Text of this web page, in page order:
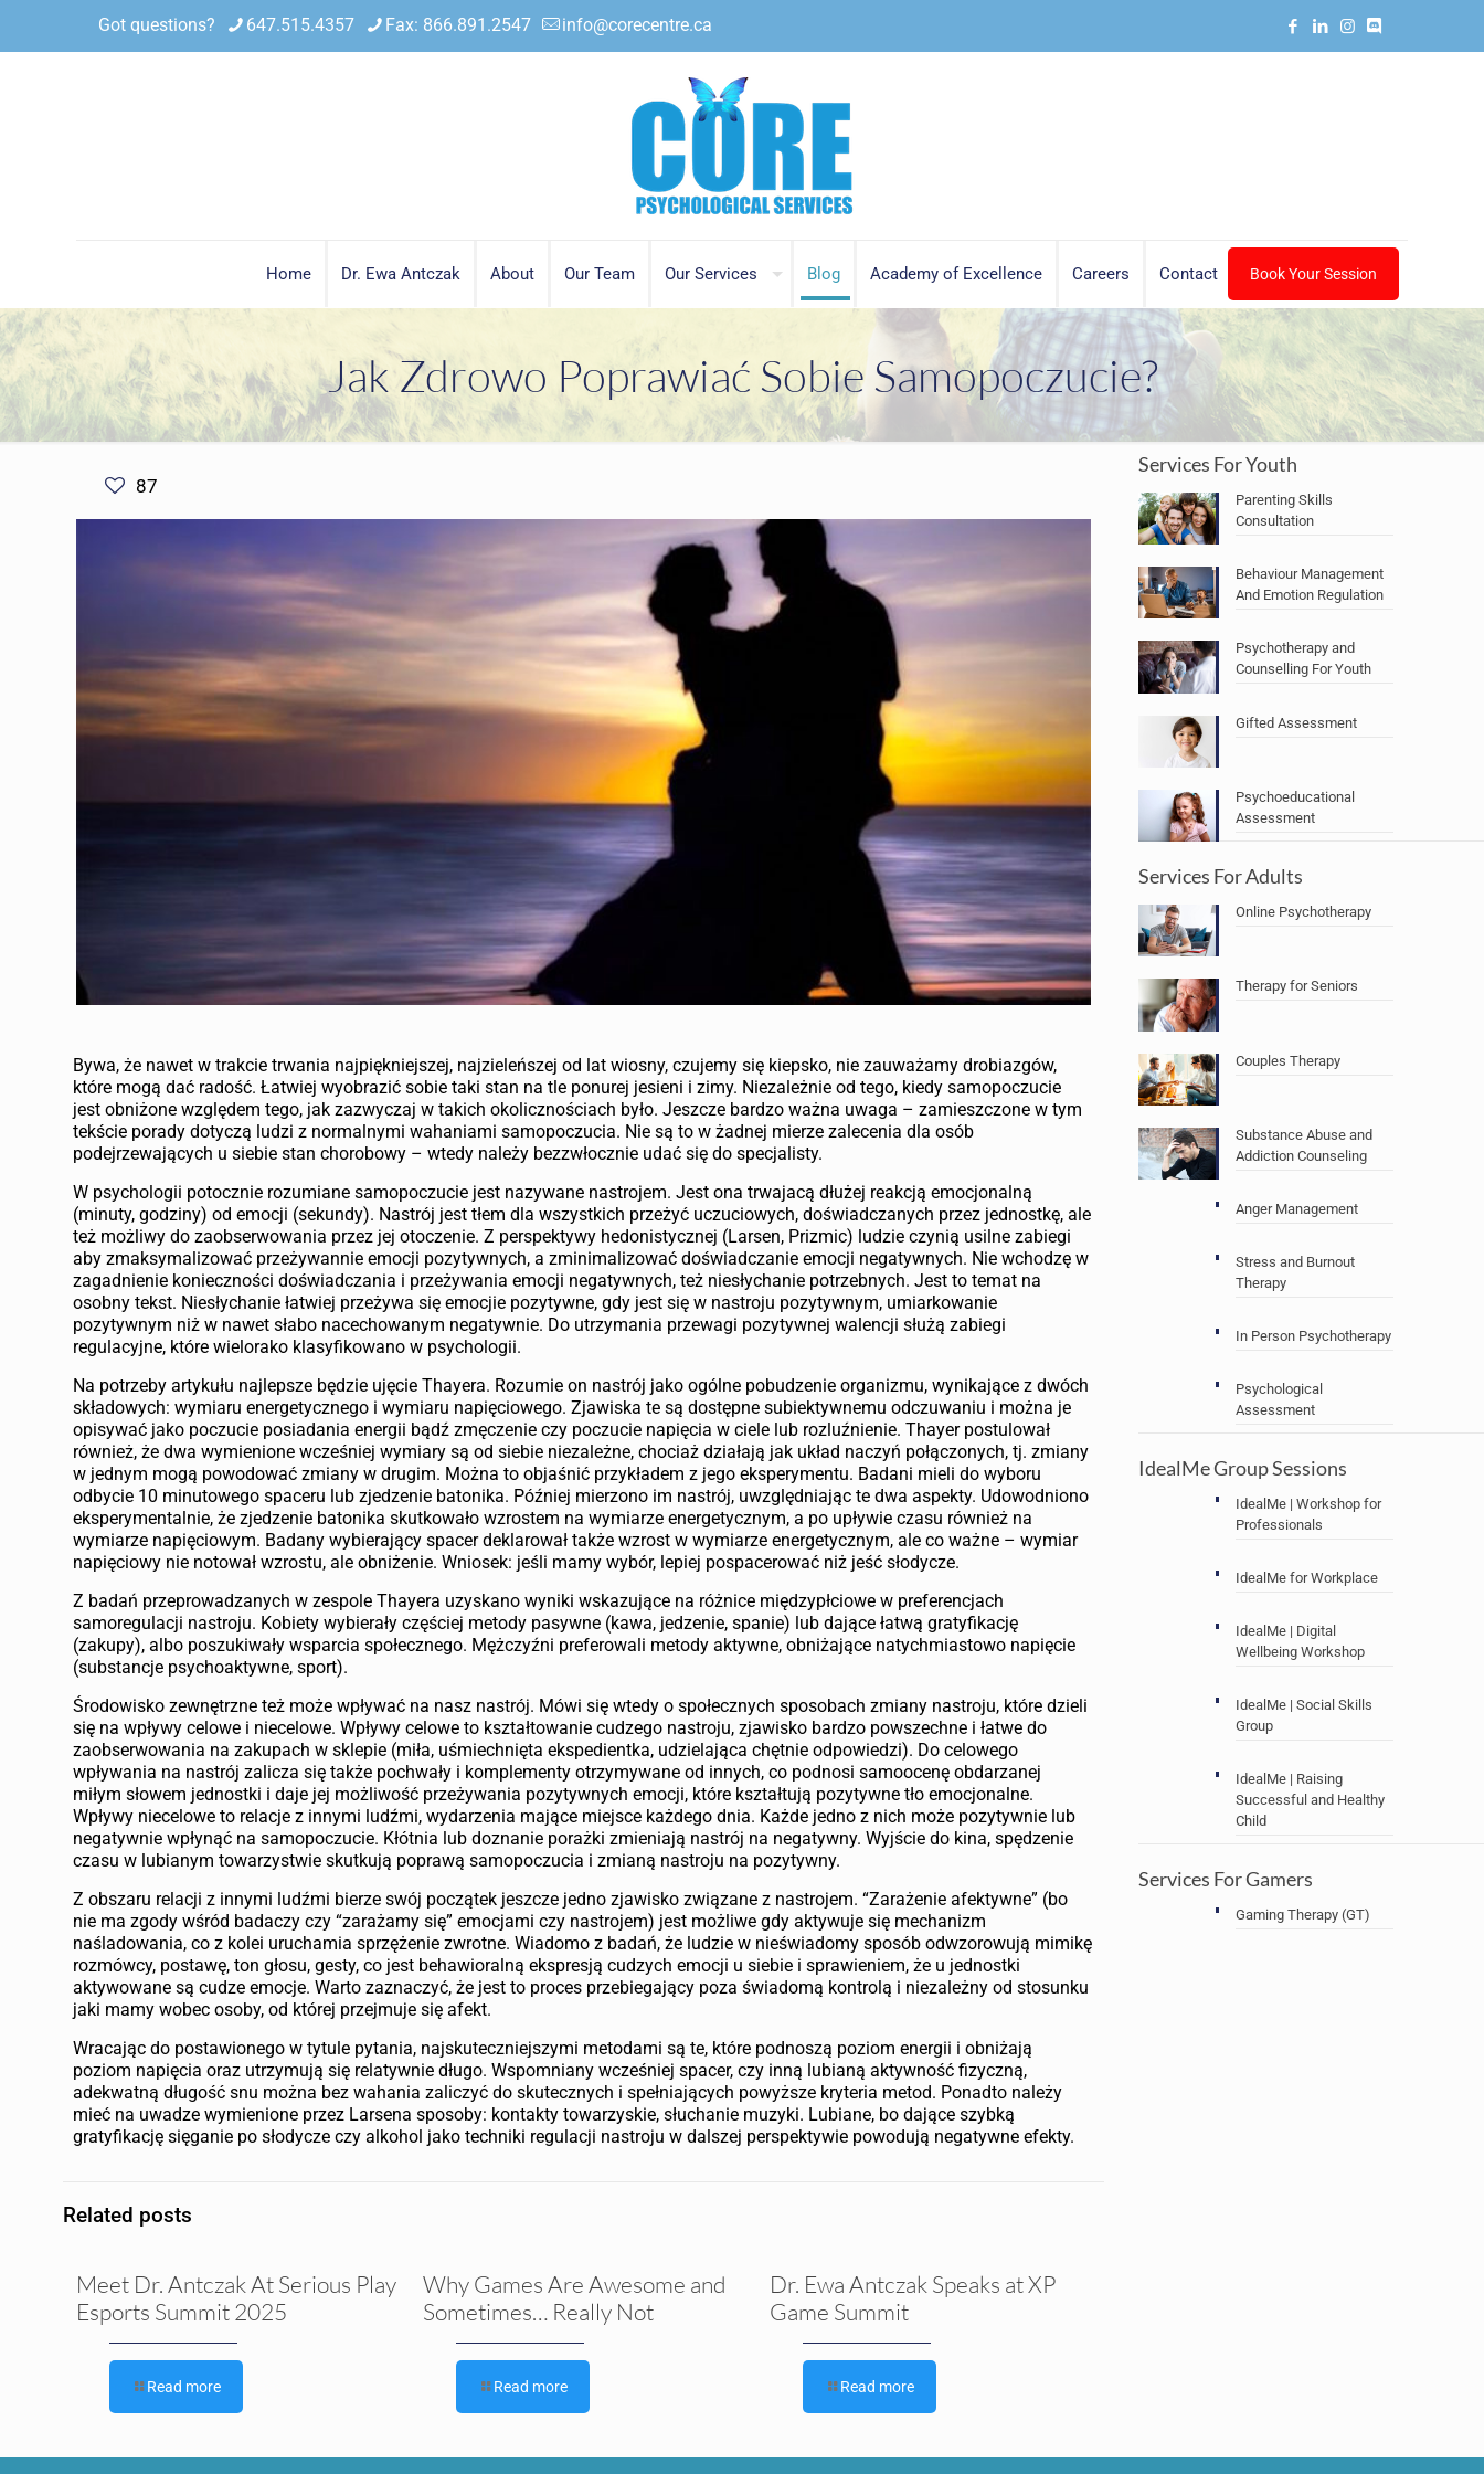
Got questions? 647.515.4357 Fax: 866.891.2547 info@corecentre.ca
Home Dr. Ewa Antczak About Our Team Our Services Blog Academy of Excellence Careers Contact Book Your Session
Jak Zdrowo Poprawiać Sobie Samopoczucie?
87
Bywa, że nawet w trakcie trwania najpiękniejszej, najzieleńszej od lat wiosny, czujemy się kiepsko, nie zauważamy drobiazgów,
które mogą dać radość. Łatwiej wyobrazić sobie taki stan na tle ponurej jesieni i zimy. Niezależnie od tego, kiedy samopoczucie
jest obniżone względem tego, jak zazwyczaj w takich okolicznościach było. Jeszcze bardzo ważna uwaga – zamieszczone w tym
tekście porady dotyczą ludzi z normalnymi wahaniami samopoczucia. Nie są to w żadnej mierze zalecenia dla osób
podejrzewających u siebie stan chorobowy – wtedy należy bezzwłocznie udać się do specjalisty.
W psychologii potocznie rozumiane samopoczucie jest nazywane nastrojem. Jest ona trwajacą dłużej reakcją emocjonalną
(minuty, godziny) od emocji (sekundy). Nastrój jest tłem dla wszystkich przeżyć uczuciowych, doświadczanych przez jednostkę, ale
też możliwy do zaobserwowania przez jej otoczenie. Z perspektywy hedonistycznej (Larsen, Prizmic) ludzie czynią usilne zabiegi
aby zmaksymalizować przeżywannie emocji pozytywnych, a zminimalizować doświadczanie emocji negatywnych. Nie wchodzę w
zagadnienie konieczności doświadczania i przeżywania emocji negatywnych, też niesłychanie potrzebnych. Jest to temat na
osobny tekst. Niesłychanie łatwiej przeżywa się emocjie pozytywne, gdy jest się w nastroju pozytywnym, umiarkowanie
pozytywnym niż w nawet słabo nacechowanym negatywnie. Do utrzymania przewagi pozytywnej walencji służą zabiegi
regulacyjne, które wielorako klasyfikowano w psychologii.
Na potrzeby artykułu najlepsze będzie ujęcie Thayera. Rozumie on nastrój jako ogólne pobudzenie organizmu, wynikające z dwóch
składowych: wymiaru energetycznego i wymiaru napięciowego. Zjawiska te są dostępne subiektywnemu odczuwaniu i można je
opisywać jako poczucie posiadania energii bądź zmęczenie czy poczucie napięcia w ciele lub rozluźnienie. Thayer postulował
również, że dwa wymienione wcześniej wymiary są od siebie niezależne, chociaż działają jak układ naczyń połączonych, tj. zmiany
w jednym mogą powodować zmiany w drugim. Można to objaśnić przykładem z jego eksperymentu. Badani mieli do wyboru
odbycie 10 minutowego spaceru lub zjedzenie batonika. Później mierzono im nastrój, uwzględniając te dwa aspekty. Udowodniono
eksperymentalnie, że zjedzenie batonika skutkowało wzrostem na wymiarze energetycznym, a po upływie czasu również na
wymiarze napięciowym. Badany wybierający spacer deklarował także wzrost w wymiarze energetycznym, ale co ważne – wymiar
napięciowy nie notował wzrostu, ale obniżenie. Wniosek: jeśli mamy wybór, lepiej pospacerować niż jeść słodycze.
Z badań przeprowadzanych w zespole Thayera uzyskano wyniki wskazujące na różnice międzypłciowe w preferencjach
samoregulacji nastroju. Kobiety wybierały częściej metody pasywne (kawa, jedzenie, spanie) lub dające łatwą gratyfikację
(zakupy), albo poszukiwały wsparcia społecznego. Mężczyźni preferowali metody aktywne, obniżające natychmiastowo napięcie
(substancje psychoaktywne, sport).
Środowisko zewnętrzne też może wpływać na nasz nastrój. Mówi się wtedy o społecznych sposobach zmiany nastroju, które dzieli
się na wpływy celowe i niecelowe. Wpływy celowe to kształtowanie cudzego nastroju, zjawisko bardzo powszechne i łatwe do
zaobserwowania na zakupach w sklepie (miła, uśmiechnięta ekspedientka, udzielająca chętnie odpowiedzi). Do celowego
wpływania na nastrój zalicza się także pochwały i komplementy otrzymywane od innych, co podnosi samoocenę obdarzanej
miłym słowem jednostki i daje jej możliwość przeżywania pozytywnych emocji, które kształtują pozytywne tło emocjonalne.
Wpływy niecelowe to relacje z innymi ludźmi, wydarzenia mające miejsce każdego dnia. Każde jedno z nich może pozytywnie lub
negatywnie wpłynąć na samopoczucie. Kłótnia lub doznanie porażki zmieniają nastrój na negatywny. Wyjście do kina, spędzenie
czasu w lubianym towarzystwie skutkują poprawą samopoczucia i zmianą nastroju na pozytywny.
Z obszaru relacji z innymi ludźmi bierze swój początek jeszcze jedno zjawisko związane z nastrojem. “Zarażenie afektywne” (bo
nie ma zgody wśród badaczy czy “zarażamy się” emocjami czy nastrojem) jest możliwe gdy aktywuje się mechanizm
naśladowania, co z kolei uruchamia sprzężenie zwrotne. Wiadomo z badań, że ludzie w nieświadomy sposób odwzorowują mimikę
rozmówcy, postawę, ton głosu, gesty, co jest behawioralną ekspresją cudzych emocji u siebie i sprawieniem, że u jednostki
aktywowane są cudze emocje. Warto zaznaczyć, że jest to proces przebiegający poza świadomą kontrolą i niezależny od stosunku
jaki mamy wobec osoby, od której przejmuje się afekt.
Wracając do postawionego w tytule pytania, najskuteczniejszymi metodami są te, które podnoszą poziom energii i obniżają
poziom napięcia oraz utrzymują się relatywnie długo. Wspomniany wcześniej spacer, czy inną lubianą aktywność fizyczną,
adekwatną długość snu można bez wahania zaliczyć do skutecznych i spełniających powyższe kryteria metod. Ponadto należy
mieć na uwadze wymienione przez Larsena sposoby: kontakty towarzyskie, słuchanie muzyki. Lubiane, bo dające szybką
gratyfikację sięganie po słodycze czy alkohol jako techniki regulacji nastroju w dalszej perspektywie powodują negatywne efekty.
Related posts
Meet Dr. Antczak At Serious Play
Esports Summit 2025
Read more
Why Games Are Awesome and
Sometimes… Really Not
Read more
Dr. Ewa Antczak Speaks at XP
Game Summit
Read more
Services For Youth
Parenting Skills
Consultation
Behaviour Management
And Emotion Regulation
Psychotherapy and
Counselling For Youth
Gifted Assessment
Psychoeducational
Assessment
Services For Adults
Online Psychotherapy
Therapy for Seniors
Couples Therapy
Substance Abuse and
Addiction Counseling
Anger Management
Stress and Burnout
Therapy
In Person Psychotherapy
Psychological
Assessment
IdealMe Group Sessions
IdealMe | Workshop for
Professionals
IdealMe for Workplace
IdealMe | Digital
Wellbeing Workshop
IdealMe | Social Skills
Group
IdealMe | Raising
Successful and Healthy
Child
Services For Gamers
Gaming Therapy (GT)